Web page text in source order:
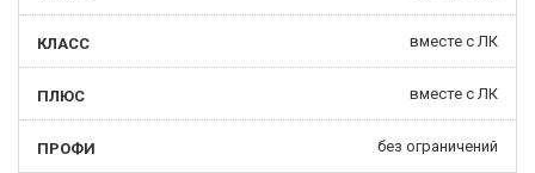
вместе с ЛК
вместе с ЛК
без ограничений